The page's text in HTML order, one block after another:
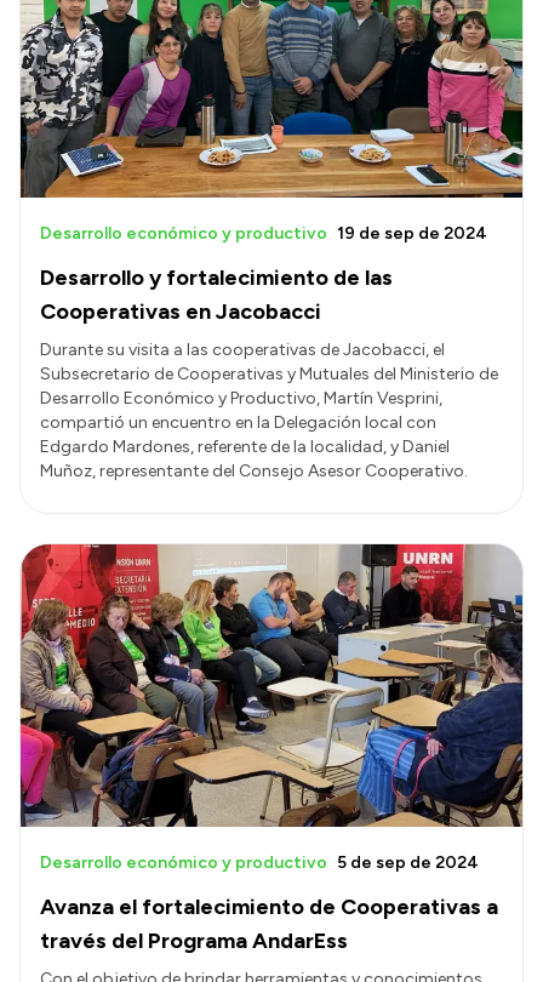
Desarrollo y fortalecimiento de las
Cooperativas en Jacobacci
Desarrollo económico y productivo 19 de sep de 2024
Durante su visita a las cooperativas de Jacobacci, el
Subsecretario de Cooperativas y Mutuales del Ministerio de
Desarrollo Económico y Productivo, Martín Vesprini,
compartió un encuentro en la Delegación local con
Edgardo Mardones, referente de la localidad, y Daniel
Muñoz, representante del Consejo Asesor Cooperativo.
Avanza el fortalecimiento de Cooperativas a
través del Programa AndarEss
Desarrollo económico y productivo 5 de sep de 2024